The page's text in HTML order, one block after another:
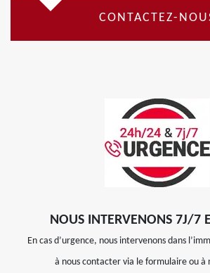
CONTACTEZ-
NOUS INTERVENONS 7J/7
En cas d’urgence, nous intervenons dans
à nous contacter via le formulaire ou à